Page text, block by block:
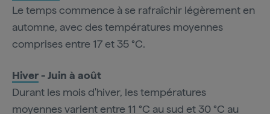
Le temps commence à se rafraîchir légèrement en
automne, avec des températures moyennes
comprises entre 17 et 35 °C.
Hiver- Juin à août
Durant les mois d'hiver, les températures
moyennes varient entre 11 °C au sud et 30 °C au